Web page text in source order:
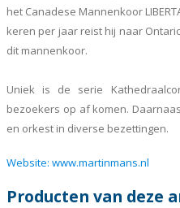
het Canadese Mannenkoor
keren per jaar reist hij naar
dit mannenkoor.
Uniek is de serie
bezoekers op af komen.
en orkest in diverse bezettingen.
Website: www.martinmans.nl
Producten van deze